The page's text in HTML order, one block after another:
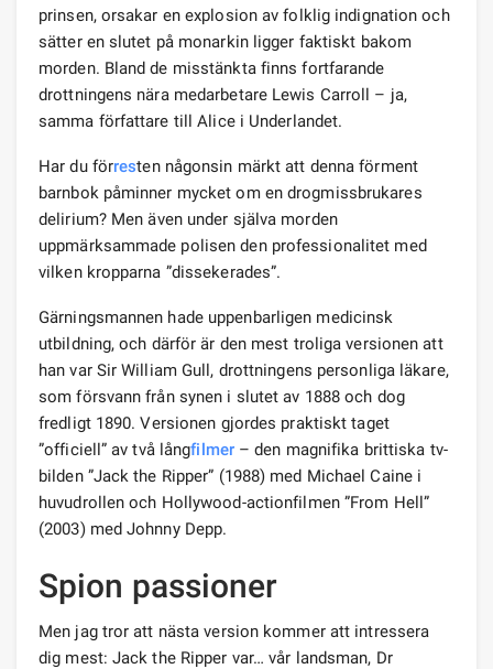
prinsen, orsakar en explosion av folklig indignation och
sätter en slutet på monarkin ligger faktiskt bakom
morden. Bland de misstänkta finns fortfarande
drottningens nära medarbetare Lewis Carroll – ja,
samma författare till Alice i Underlandet.
Har du förresten någonsin märkt att denna förment
barnbok påminner mycket om en drogmissbrukares
delirium? Men även under själva morden
uppmärksammade polisen den professionalitet med
vilken kropparna ”dissekerades”.
Gärningsmannen hade uppenbarligen medicinsk
utbildning, och därför är den mest troliga versionen att
han var Sir William Gull, drottningens personliga läkare,
som försvann från synen i slutet av 1888 och dog
fredligt 1890. Versionen gjordes praktiskt taget
”officiell” av två långfilmer– den magnifika brittiska tv-
bilden ”Jack the Ripper” (1988) med Michael Caine i
huvudrollen och Hollywood-actionfilmen ”From Hell”
(2003) med Johnny Depp.
Spion passioner
Men jag tror att nästa version kommer att intressera
dig mest: Jack the Ripper var… vår landsman, Dr